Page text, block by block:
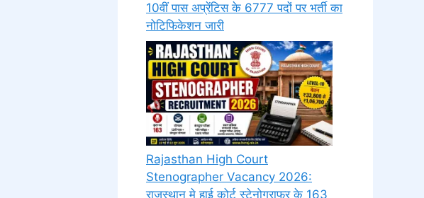
10वीं पास अप्रेंटिस के 6777 पदों पर भर्ती का
नोटिफिकेशन जारी
Rajasthan High Court
Stenographer Vacancy 2026:
राजस्थान मे हाई कोर्ट स्टेनोग्राफर के 163